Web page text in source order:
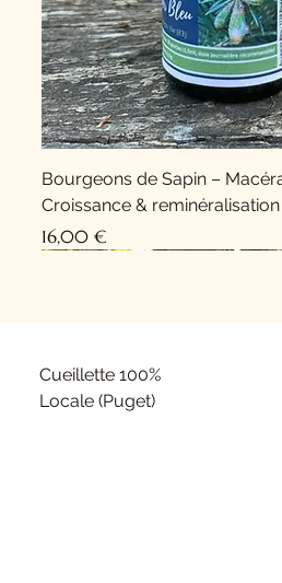
Bourgeons de Sapin –
Croissance & reminéralisation
Prix
16,00 €
Cueillette 100%
Locale (Puget)